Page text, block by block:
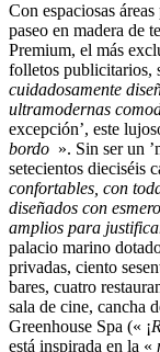
Con espaciosas
paseo en madera de
Premium, el más
folletos publicitarios,
cuidadosamente
ultramodernas
excepción’, este
bordo ». Sin ser un
setecientos dieciséis
confortables, con
diseñados con
amplios para
palacio marino
privadas, ciento
bares, cuatro
sala de cine, cancha
Greenhouse Spa (« ¡
está inspirada en la «